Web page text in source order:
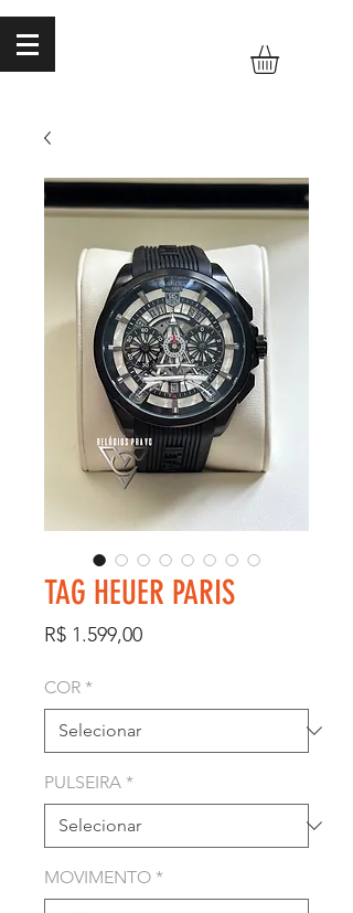
TAG HEUER PARIS
R$ 1.599,00Preço
COR *
PULSEIRA *
MOVIMENTO *